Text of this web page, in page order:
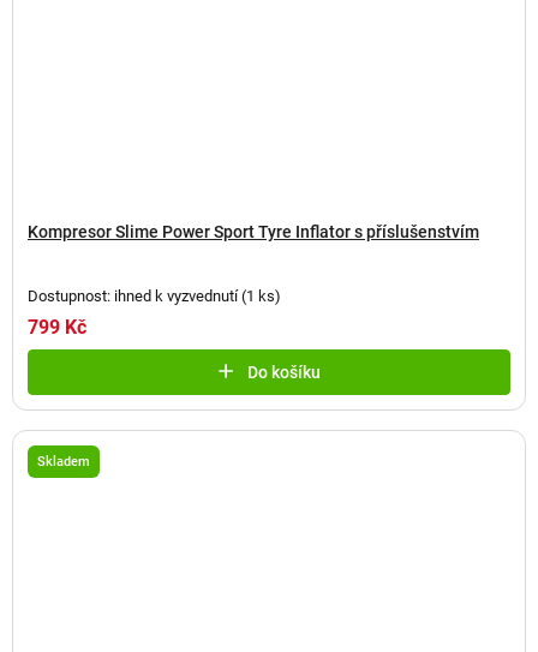
Kompresor Slime Power Sport Tyre Inflator s příslušenstvím
Dostupnost: ihned k vyzvednutí(1 ks)
799 Kč
Do košíku
Skladem